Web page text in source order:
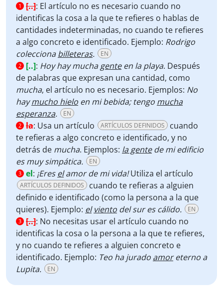
1 [..]: El artículo no es necesario cuando no
identificas la cosa a la que te refieres o hablas de
cantidades indeterminadas, no cuando te refieres
a algo concreto e identificado. Ejemplo: Rodrigo
coleccionabilleteras. EN
2 [..]: Hoy hay muchagenteen la playa. Después
de palabras que expresan una cantidad, como
mucha, el artículo no es necesario. Ejemplos: No
haymucho hielo en mi bebida; tengo mucha
esperanza. EN
2 la: Usa un artículo ARTÍCULOS DEFINIDOS
cuando
te refieras a algo concreto e identificado, y no
detrás de mucha. Ejemplos: la gentede mi edificio
es muy simpática.
EN
3 el: ¡Ereselamor de mi vida!Utiliza el artículo
ARTÍCULOS DEFINIDOS
cuando te refieras a alguien
definido e identificado (como la persona a la que
quieres). Ejemplo: el viento del sur es cálido. EN
3 [..]: No necesitas usar el artículo cuando no
identificas la cosa o la persona a la que te refieres,
y no cuando te refieres a alguien concreto e
identificado. Ejemplo: Teo ha jurado amoreterno a
Lupita.
EN